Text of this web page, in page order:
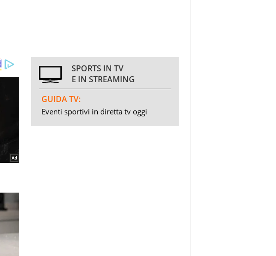
SPORTS IN TV
E IN STREAMING
GUIDA TV:
Eventi sportivi in diretta tv oggi